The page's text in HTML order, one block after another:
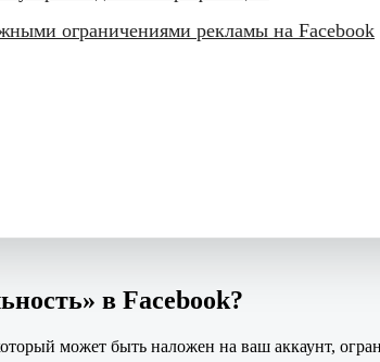
ограничениями рекламы на Facebook
в Facebook?
может быть наложен на ваш аккаунт,